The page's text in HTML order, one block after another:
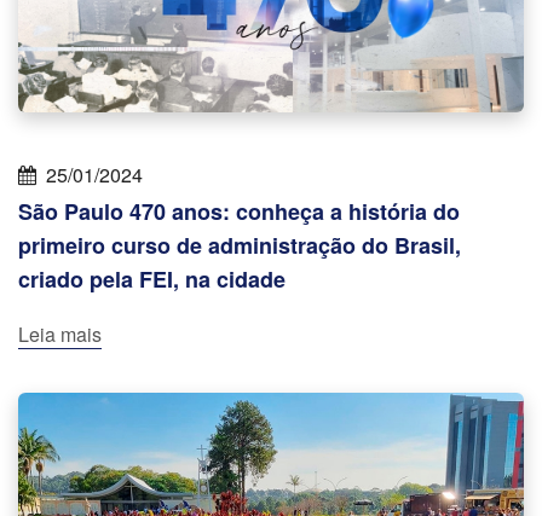
25/01/2024
São Paulo 470 anos: conheça a história do
primeiro curso de administração do Brasil,
criado pela FEI, na cidade
Leia mais